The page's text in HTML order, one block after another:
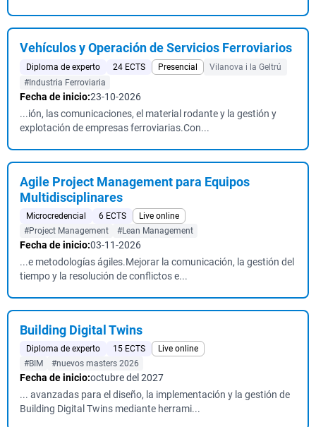
Vehículos y Operación de Servicios Ferroviarios
Diploma de experto 24 ECTS Presencial
Vilanova i la Geltrú
#Industria Ferroviaria
Fecha de inicio:23-10-2026
...ión, las comunicaciones, el material rodante y la gestión y
explotación de empresas ferroviarias.Con...
Agile Project Management para Equipos
Multidisciplinares
Microcredencial 6 ECTS
Live online
#Project Management
#Lean Management
Fecha de inicio:03-11-2026
...e metodologías ágiles.Mejorar la comunicación, la gestión del
tiempo y la resolución de conflictos e...
Building Digital Twins
Diploma de experto 15 ECTS
Live online
#BIM
#nuevos masters 2026
Fecha de inicio:octubre del 2027
... avanzadas para el diseño, la implementación y la gestión de
Building Digital Twins mediante herrami...